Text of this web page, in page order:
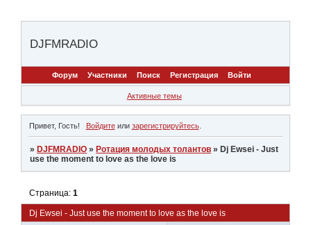
DJFMRADIO
Форум Участники Поиск Регистрация Войти
Активные темы
Привет, Гость! Войдитеили зарегистрируйтесь.
» DJFMRADIO » Ротация молодых толантов » Dj Ewsei - Just
use the moment to love as the love is
Dj Ewsei - Just use the moment to love as the love is
Страница:1